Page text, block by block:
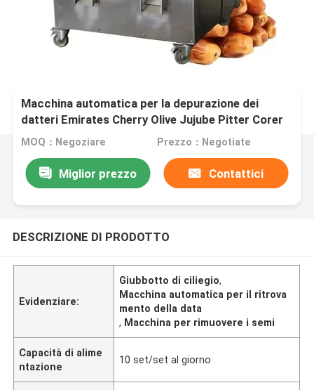
Macchina automatica per la depurazione dei
datteri Emirates Cherry Olive Jujube Pitter Corer
Seed Remover Machine
MOQ：Negoziare Prezzo：Negotiate
Miglior prezzo Contattici
DESCRIZIONE DI PRODOTTO
Evidenziare:
Giubbotto di ciliegio,
Macchina automatica per il ritrova
mento della data
, Macchina per rimuovere i semi
Capacità di alime
ntazione
10 set/set al giorno